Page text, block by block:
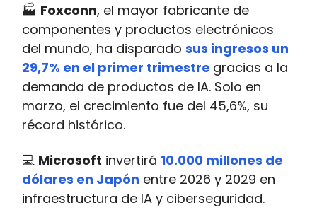
🏭 Foxconn, el mayor fabricante de
componentes y productos electrónicos
del mundo, ha disparado sus ingresos un
29,7% en el primer trimestre gracias a la
demanda de productos de IA. Solo en
marzo, el crecimiento fue del 45,6%, su
récord histórico.
💻 Microsoft invertirá 10.000 millones de
dólares en Japón entre 2026 y 2029 en
infraestructura de IA y ciberseguridad.